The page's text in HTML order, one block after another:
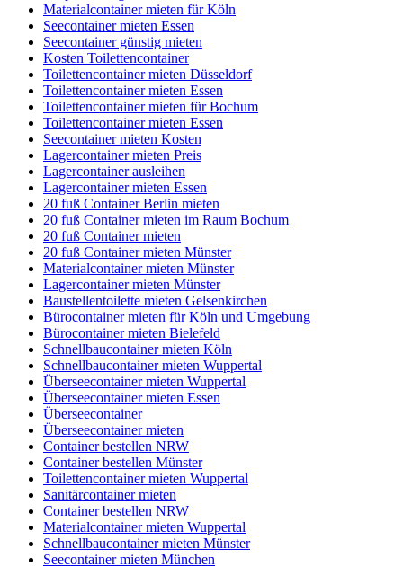
Materialcontainer mieten für Köln
Seecontainer mieten Essen
Seecontainer günstig mieten
Kosten Toilettencontainer
Toilettencontainer mieten Düsseldorf
Toilettencontainer mieten Essen
Toilettencontainer mieten für Bochum
Toilettencontainer mieten Essen
Seecontainer mieten Kosten
Lagercontainer mieten Preis
Lagercontainer ausleihen
Lagercontainer mieten Essen
20 fuß Container Berlin mieten
20 fuß Container mieten im Raum Bochum
20 fuß Container mieten
20 fuß Container mieten Münster
Materialcontainer mieten Münster
Lagercontainer mieten Münster
Baustellentoilette mieten Gelsenkirchen
Bürocontainer mieten für Köln und Umgebung
Bürocontainer mieten Bielefeld
Schnellbaucontainer mieten Köln
Schnellbaucontainer mieten Wuppertal
Überseecontainer mieten Wuppertal
Überseecontainer mieten Essen
Überseecontainer
Überseecontainer mieten
Container bestellen NRW
Container bestellen Münster
Toilettencontainer mieten Wuppertal
Sanitärcontainer mieten
Container bestellen NRW
Materialcontainer mieten Wuppertal
Schnellbaucontainer mieten Münster
Seecontainer mieten München